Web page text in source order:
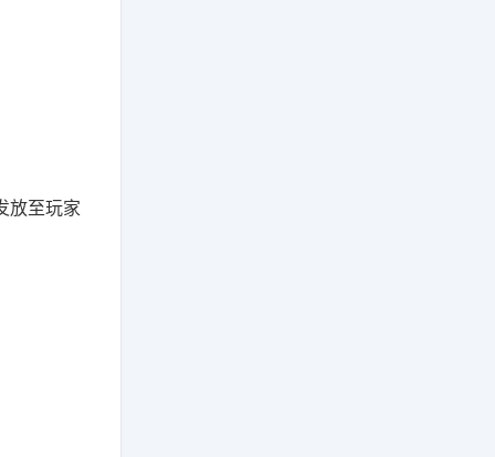
放至玩家